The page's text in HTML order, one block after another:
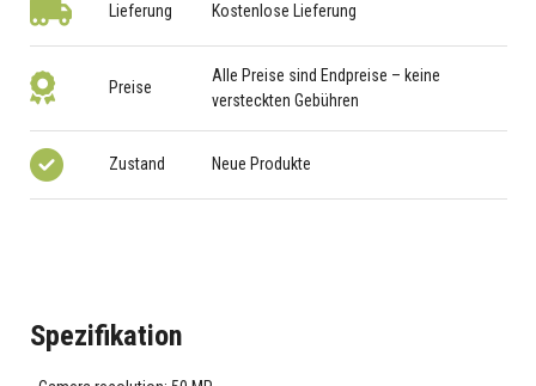
Lieferung Kostenlose Lieferung
Preise
Alle Preise sind Endpreise – keine
versteckten Gebühren
Zustand Neue Produkte
Spezifikation